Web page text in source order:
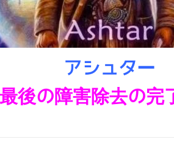
アシュター
最後の障害除去の完